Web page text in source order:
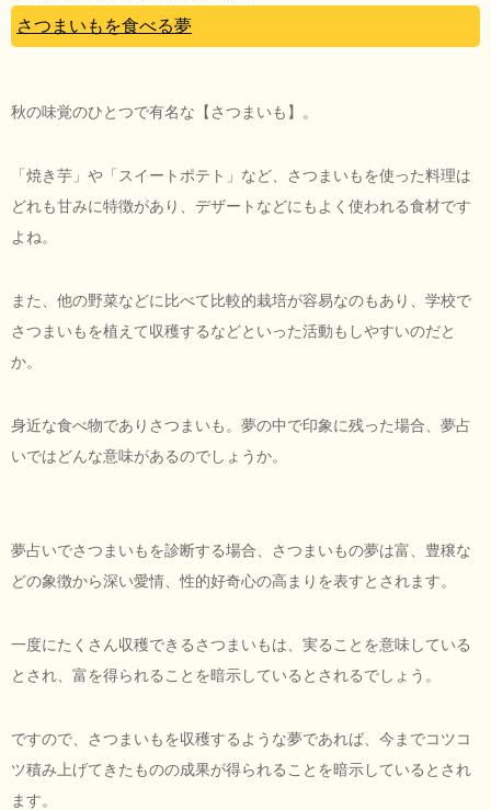
さつまいもを食べる夢
秋の味覚のひとつで有名な【さつまいも】。
「焼き芋」や「スイートポテト」など、さつまいもを使った料理は
どれも甘みに特徴があり、デザートなどにもよく使われる食材です
よね。
また、他の野菜などに比べて比較的栽培が容易なのもあり、学校で
さつまいもを植えて収穫するなどといった活動もしやすいのだと
か。
身近な食べ物でありさつまいも。夢の中で印象に残った場合、夢占
いではどんな意味があるのでしょうか。
夢占いでさつまいもを診断する場合、さつまいもの夢は富、豊穣な
どの象徴から深い愛情、性的好奇心の高まりを表すとされます。
一度にたくさん収穫できるさつまいもは、実ることを意味している
とされ、富を得られることを暗示しているとされるでしょう。
ですので、さつまいもを収穫するような夢であれば、今までコツコ
ツ積み上げてきたものの成果が得られることを暗示しているとされ
ます。